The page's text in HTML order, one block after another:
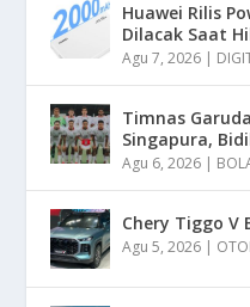
Huawei Rilis
Dilacak Saat
Agu 7, 2026 |
Timnas
Singapura,
Agu 6, 2026 |
Chery Tiggo V
Agu 5, 2026 |